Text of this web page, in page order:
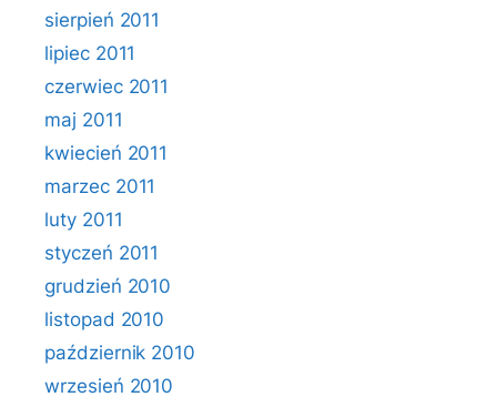
sierpień 2011
lipiec 2011
czerwiec 2011
maj 2011
kwiecień 2011
marzec 2011
luty 2011
styczeń 2011
grudzień 2010
listopad 2010
październik 2010
wrzesień 2010